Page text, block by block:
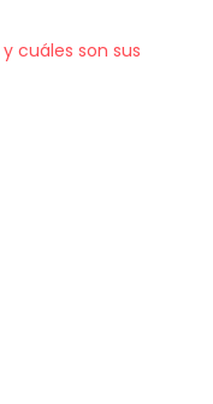
cuáles son sus